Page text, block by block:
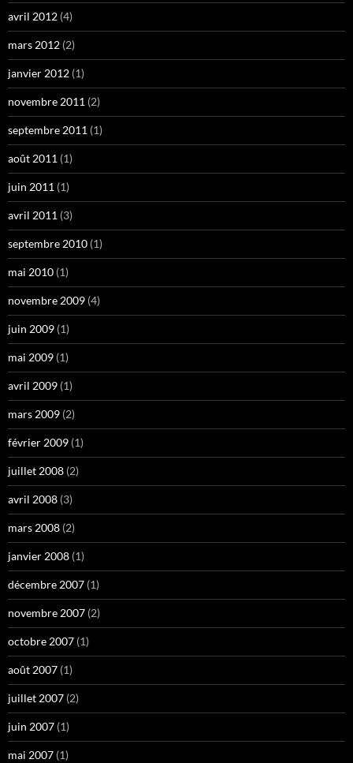
avril 2012 (4)
mars 2012 (2)
janvier 2012 (1)
novembre 2011 (2)
septembre 2011 (1)
août 2011 (1)
juin 2011 (1)
avril 2011 (3)
septembre 2010 (1)
mai 2010 (1)
novembre 2009 (4)
juin 2009 (1)
mai 2009 (1)
avril 2009 (1)
mars 2009 (2)
février 2009 (1)
juillet 2008 (2)
avril 2008 (3)
mars 2008 (2)
janvier 2008 (1)
décembre 2007 (1)
novembre 2007 (2)
octobre 2007 (1)
août 2007 (1)
juillet 2007 (2)
juin 2007 (1)
mai 2007 (1)